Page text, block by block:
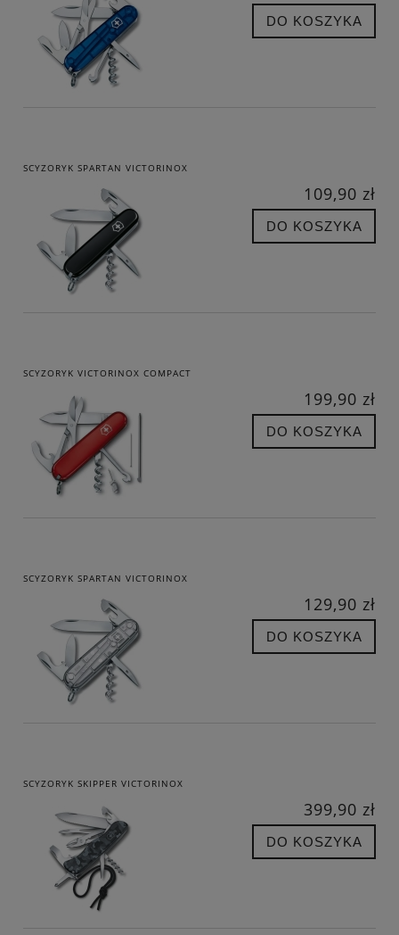
DO KOSZYKA
SCYZORYK SPARTAN VICTORINOX
109,90 zł
DO KOSZYKA
SCYZORYK VICTORINOX COMPACT
199,90 zł
DO KOSZYKA
SCYZORYK SPARTAN VICTORINOX
129,90 zł
DO KOSZYKA
SCYZORYK SKIPPER VICTORINOX
399,90 zł
DO KOSZYKA